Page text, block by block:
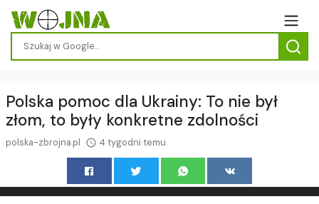
Polska pomoc dla Ukrainy: To nie był
złom, to były konkretne zdolności
polska-zbrojna.pl 4 tygodni temu